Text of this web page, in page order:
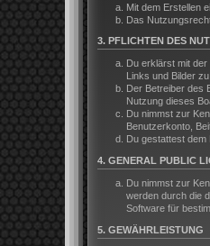
Mit dem Erstellen
Das
3. PFLICHTEN DES
Du erklärst mit
Links und Bilder
Der Betreiber des
Nutzung dieses
Du nimmst zur
Benutzerkonto,
Du gestattest
4. GENERAL PUBLIC
Du nimmst zur
werden durch die
Software für
5. GEWÄHRLEISTUNG